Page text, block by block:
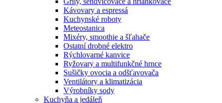
Kávovary a espressá
Kuchynské roboty
Meteostanica
Mixéry, smoothie a šľahače
Ostatní drobné elektro
Rýchlovarné kanvice
Ryžovary a multifunkčné hrnce
Sušičky ovocia a odšťavovača
Ventilátory a klimatizácia
Výrobníky sody
Kuchyňa a jedáleň